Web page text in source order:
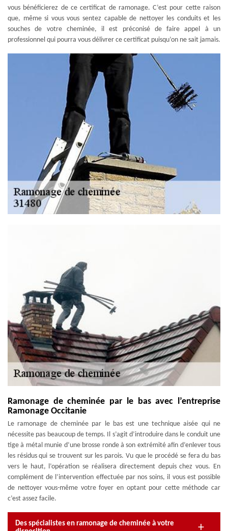
vous bénéficierez de ce certificat de ramonage. C’est pour cette raison
que, même si vous vous sentez capable de nettoyer les conduits et les
souches de votre cheminée, il est préconisé de faire appel à un
professionnel qui pourra vous délivrer ce certificat puisqu’on ne sait jamais.
Ramonage de cheminée par le bas avec l’entreprise
Ramonage Occitanie
Le ramonage de cheminée par le bas est une technique aisée qui ne
nécessite pas beaucoup de temps. Il s’agit d’introduire dans le conduit une
tige à métal munie d’une brosse ronde à son extrémité afin d’enlever tous
les résidus qui se trouvent sur les parois. Vu que le procédé se fera du bas
vers le haut, l’opération se réalisera directement depuis chez vous. En
complément de l’intervention effectuée par nos soins, il vous est possible
de nettoyer vous-même votre foyer en optant pour cette méthode car
c’est assez facile.
Des spécialistes en ramonage de cheminée à votre